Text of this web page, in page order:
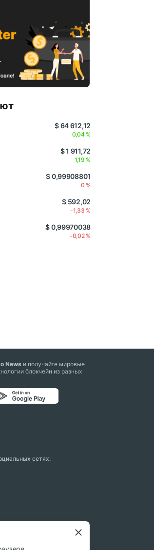
$ 64 612,12
0,04 %
$ 1 911,72
1,19 %
$ 0,99908801
0 %
$ 592,02
-1,33 %
$ 0,99970038
-0,02 %
News и получайте мировые
блокчейн из разных
сетях: